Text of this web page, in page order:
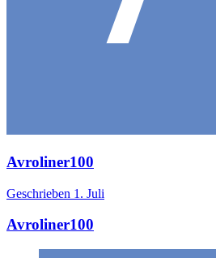
Avroliner100
Geschrieben 1. Juli
Avroliner100